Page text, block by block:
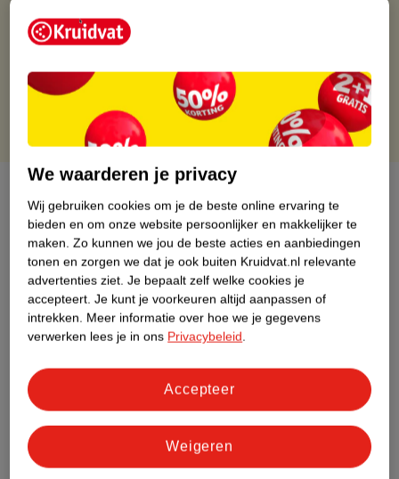
Gratis thuisbezorgd
Gratis punten met je Kruidvat kaart
Over dit product
Productinformatie
Nature Impact Score
Dit product heeft (nog) geen Nature
Impact Score.
Meer informatie
We waarderen je privacy
Wij gebruiken cookies om je de beste online ervaring te
bieden en om onze website persoonlijker en makkelijker te
maken. Zo kunnen we jou de beste acties en aanbiedingen
tonen en zorgen we dat je ook buiten Kruidvat.nl relevante
advertenties ziet. Je bepaalt zelf welke cookies je
accepteert. Je kunt je voorkeuren altijd aanpassen of
intrekken. Meer informatie over hoe we je gegevens
verwerken lees je in ons Privacybeleid.
Weigeren
Accepteer